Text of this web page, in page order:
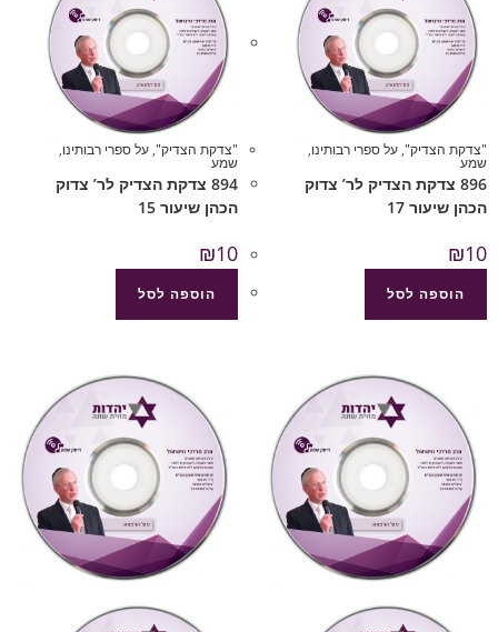
"צדקת הצדיק",על ספרי רבותינו,
שמע
896 צדקת הצדיק לר’ צדוק
הכהן שיעור 17
₪10
הוספה לסל
"צדקת הצדיק",על ספרי רבותינו,
שמע
894 צדקת הצדיק לר’ צדוק
הכהן שיעור 15
₪10
הוספה לסל